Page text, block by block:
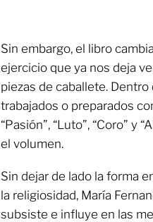
Sin embargo, el libro
ejercicio que ya nos deja
piezas de caballete.
trabajados o preparados
“Pasión”, “Luto”, “Coro” y
el volumen.
Sin dejar de lado la forma
la religiosidad, María
subsiste e influye en las